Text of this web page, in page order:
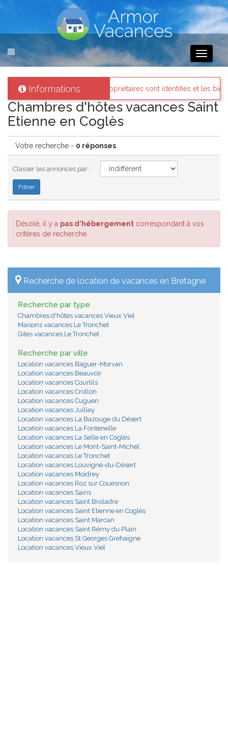
Toggle
Informations
vacances: Tous les propriétaires sont identifiés et les biens
Chambres d'hôtes vacances Saint
Etienne en Coglès
Votre recherche - 0 réponses
Classer les annonces par :
Désolé, il y a pas d'hébergement correspondant à vos
critères de recherche.
Recherche de location de vacances en Bretagne
Recherche par type
Chambres d'hôtes vacances Vieux Viel
Maisons vacances Le Tronchet
Gites vacances Le Tronchet
Recherche par ville
Location vacances Baguer-Morvan
Location vacances Beauvoir
Location vacances Courtils
Location vacances Crollon
Location vacances Cuguen
Location vacances Juilley
Location vacances La Bazouge du Désert
Location vacances La Fontenelle
Location vacances La Selle en Coglès
Location vacances Le Mont-Saint-Michel
Location vacances Le Tronchet
Location vacances Louvigné-du-Désert
Location vacances Moidrey
Location vacances Roz sur Couesnon
Location vacances Sains
Location vacances Saint Broladre
Location vacances Saint Etienne en Coglès
Location vacances Saint Marcan
Location vacances Saint Rémy du Plain
Location vacances St Georges Grehaigne
Location vacances Vieux Viel